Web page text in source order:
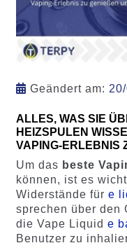
Geändert am:
ALLES, WAS SIE
HEIZSPULEN
VAPING-ERLEBNIS
Um das beste
können, ist es
Widerstände für e
sprechen über den
die Vape Liquid e
Benutzer zu